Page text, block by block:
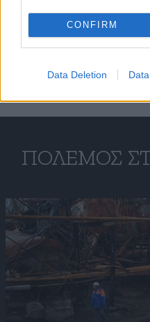
CONFIRM
Data Deletion
ΠΌΛΕΜΟΣ